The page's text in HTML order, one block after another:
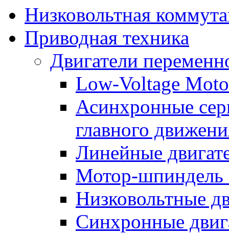
Низковольтная
Приводная техника
Двигатели
Low-Voltage
Асинхронные
главного
Линейные
Мотор-шпиндель
Низковольтные
Синхронные